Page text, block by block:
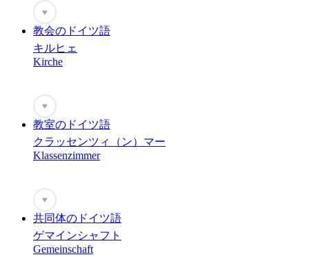
♥
教会のドイツ語
キルヒェ
Kirche
♥
教室のドイツ語
クラッセンツィ（ン）マー
Klassenzimmer
♥
共同体のドイツ語
ゲマインシャフト
Gemeinschaft